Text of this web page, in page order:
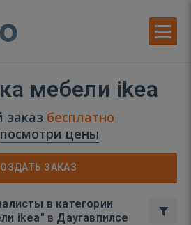
мебели ikea
заказ бесплатно
посмотри цены
ЗАКАЗ
в категории
ikea" в Даугавпилсе